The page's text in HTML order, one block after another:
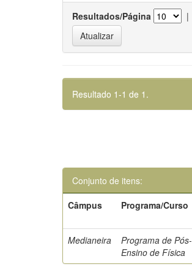
Resultados/Página |
Resultado 1-1 de 1.
Conjunto de itens:
Câmpus
Programa/Curso
Medianeira
Programa de
Ensino de Física